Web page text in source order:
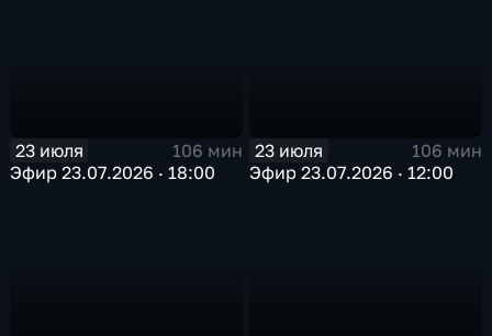
23 июля
106 мин
Эфир 23.07.2026 · 18:00
23 июля
106 мин
Эфир 23.07.2026 · 12:00